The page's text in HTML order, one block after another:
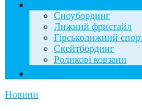
Сноубординг
Лижний фристайл
Гірськолижний
Скейтбординг
Роликові ковзани
Новини